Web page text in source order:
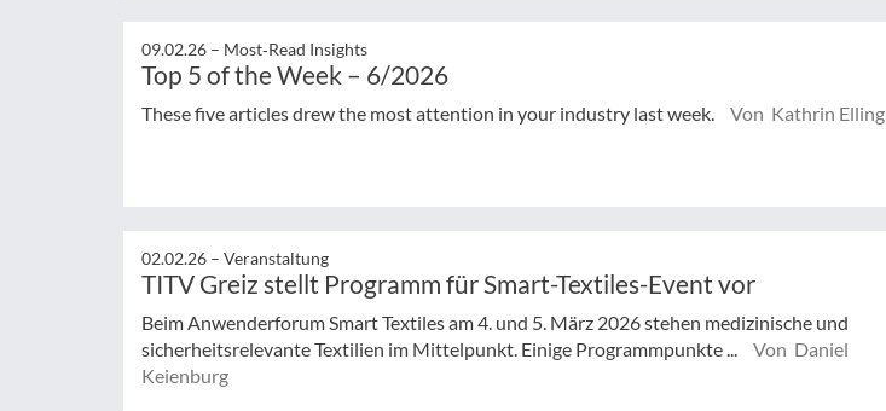
09.02.26 – Most‑Read Insights
Top 5 of the Week – 6/2026
These five articles drew the most attention in your industry last week. Von Kathrin Elling
02.02.26 – Veranstaltung
TITV Greiz stellt Programm für Smart-Textiles-Event vor
Beim Anwenderforum Smart Textiles am 4. und 5. März 2026 stehen medizinische und
sicherheitsrelevante Textilien im Mittelpunkt. Einige Programmpunkte ...
Von Daniel
Keienburg